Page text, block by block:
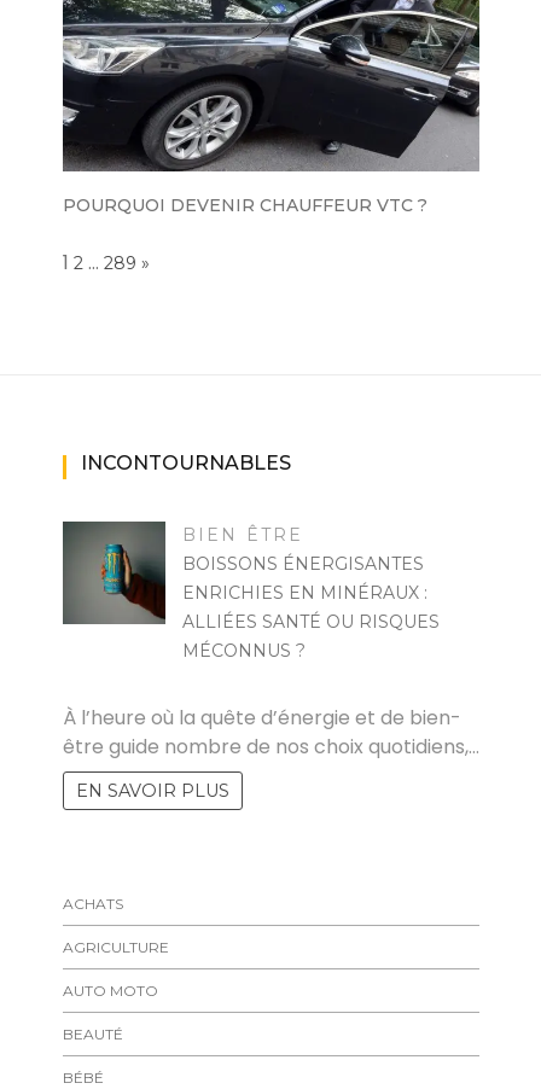
POURQUOI DEVENIR CHAUFFEUR VTC ?
Page:
1 2 … 289 NEXT
»
INCONTOURNABLES
BIEN ÊTRE
BOISSONS ÉNERGISANTES
ENRICHIES EN MINÉRAUX :
ALLIÉES SANTÉ OU RISQUES
MÉCONNUS ?
À l’heure où la quête d’énergie et de bien-
être guide nombre de nos choix quotidiens,…
EN SAVOIR PLUS
ACHATS
AGRICULTURE
AUTO MOTO
BEAUTÉ
BÉBÉ